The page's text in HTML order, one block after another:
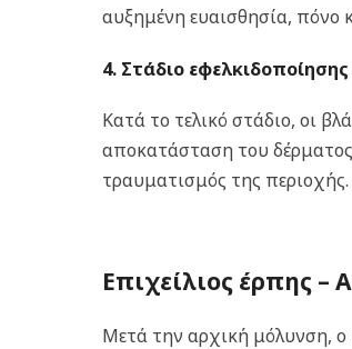
αυξημένη ευαισθησία, πόνο
4. Στάδιο
Κατά το τελικό στάδιο, οι
αποκατάσταση του
τραυματισμός της περιοχής.
Επιχείλιος έρπης –
Μετά την αρχική μόλυνση, ο